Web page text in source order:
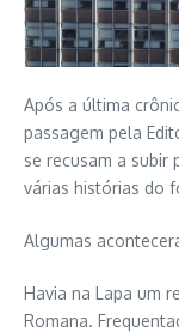
Após a última
passagem pela
se recusam a subir
várias histórias do
Algumas
Havia na Lapa um
Romana.